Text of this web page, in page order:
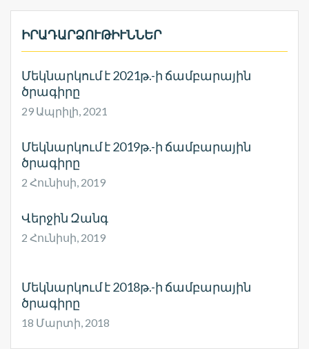
ԻՐԱԴԱՐՁՈՒԹԻՒՆՆԵՐ
Մեկնարկում է 2021թ.-ի ճամբարային
ծրագիրը
29 Ապրիլի, 2021
Մեկնարկում է 2019թ.-ի ճամբարային
ծրագիրը
2 Հունիսի, 2019
Վերջին Զանգ
2 Հունիսի, 2019
Մեկնարկում է 2018թ.-ի ճամբարային
ծրագիրը
18 Մարտի, 2018